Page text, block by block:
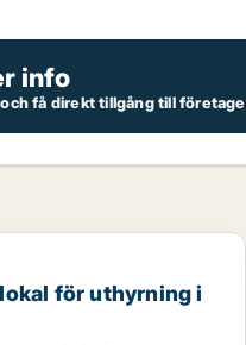
info
få direkt tillgång till
för uthyrning i
för uthyrning i